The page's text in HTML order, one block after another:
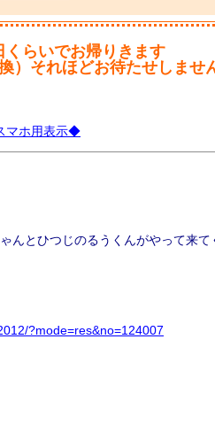
らいでお帰りきます
）それほどお待たせしませ
マホ用表示◆
んとひつじのるうくんがやって来て
?mode=res&no=124007